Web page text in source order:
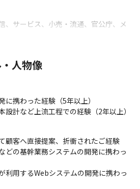
、サービス、小売・流通、官公庁、メ
ます。
件を中心に最上流から携わって頂き
を目指したい！など、マネジメント志向
募下さい。
人物像
携わった経験（5年以上）
計など上流工程での経験（2年以上）
客へ直接提案、折衝されたご経験
どの基幹業務システムの開発に携わっ
利用するWebシステムの開発に携わっ